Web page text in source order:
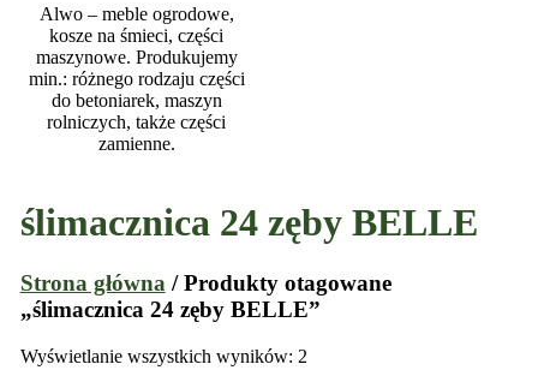
Alwo – meble ogrodowe,
kosze na śmieci, części
maszynowe. Produkujemy
min.: różnego rodzaju części
do betoniarek, maszyn
rolniczych, także części
zamienne.
ślimacznica 24 zęby BELLE
Strona główna/ Produkty otagowane
„ślimacznica 24 zęby BELLE”
Wyświetlanie wszystkich wyników: 2